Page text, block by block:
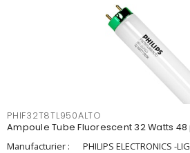
PHIF32T8TL950ALTO
Ampoule Tube Fluorescent 32 Watts 48
Manufacturier :
PHILIPS ELECTRONICS -